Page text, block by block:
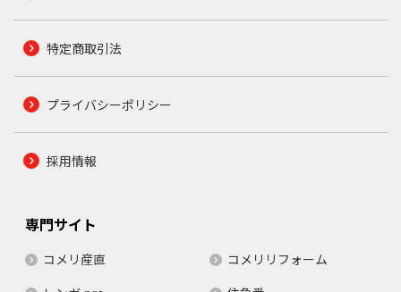
特定商取引法
プライバシーポリシー
採用情報
専門サイト
コメリ産直
コメリリフォーム